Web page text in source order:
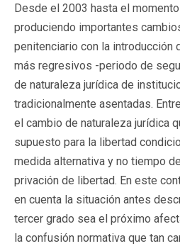
Desde el 2003 hasta el
produciendo importantes
penitenciario con la introducción
más regresivos -periodo de
de naturaleza jurídica de
tradicionalmente asentadas.
el cambio de naturaleza jurídica
supuesto para la libertad
medida alternativa y no tiempo
privación de libertad. En este
en cuenta la situación antes
tercer grado sea el próximo
la confusión normativa que tan